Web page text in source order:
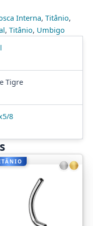
Interna, Titânio,
, Titânio, Umbigo
Tigre
8